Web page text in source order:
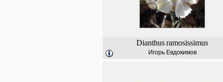
Dianthusramosissimus
Игорь Евдокимов